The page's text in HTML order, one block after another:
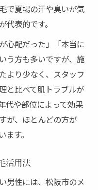
で夏場の汗や臭いが気
表的です。
心配だった」「本当に
う方も多いですが、施
より少なく、スタッフ
と比べて肌トラブルが
代や部位によって効果
が、ほとんどの方が
す。
活用法
男性には、松阪市のメ